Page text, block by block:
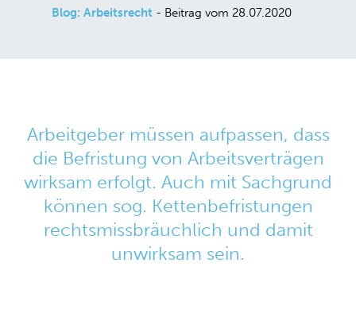
Blog: Arbeitsrecht - Beitrag vom 28.07.2020
Arbeitgeber müssen aufpassen, dass
die Befristung von Arbeitsverträgen
wirksam erfolgt. Auch mit Sachgrund
können sog. Kettenbefristungen
rechtsmissbräuchlich und damit
unwirksam sein.